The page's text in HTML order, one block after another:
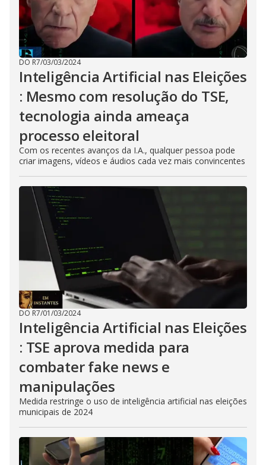
DO R7/03/03/2024
Inteligência Artificial nas Eleições
: Mesmo com resolução do TSE,
tecnologia ainda ameaça
processo eleitoral
Com os recentes avanços da I.A., qualquer pessoa pode
criar imagens, vídeos e áudios cada vez mais convincentes
DO R7/01/03/2024
Inteligência Artificial nas Eleições
: TSE aprova medida para
combater fake news e
manipulações
Medida restringe o uso de inteligência artificial nas eleições
municipais de 2024